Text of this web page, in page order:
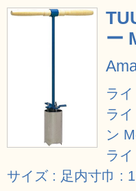
ー
ラ
ラ
ン
ラ
サイズ : 足内寸巾 :